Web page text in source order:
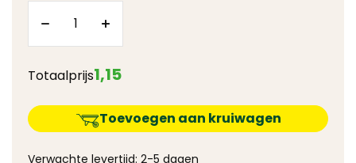
Totaalprijs1,15
Toevoegen aan kruiwagen
Verwachte levertijd: 2-5 dagen